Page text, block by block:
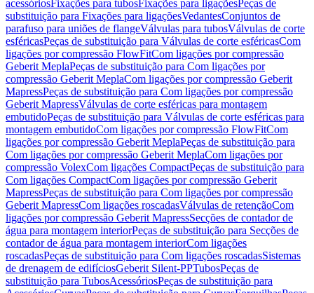
acessóriosFixações para tubosFixações para ligaçõesPeças de
substituição para Fixações para ligaçõesVedantesConjuntos de
parafuso para uniões de flangeVálvulas para tubosVálvulas de corte
esféricasPeças de substituição para Válvulas de corte esféricasCom
ligações por compressão FlowFitCom ligações por compressão
Geberit MeplaPeças de substituição para Com ligações por
compressão Geberit MeplaCom ligações por compressão Geberit
MapressPeças de substituição para Com ligações por compressão
Geberit MapressVálvulas de corte esféricas para montagem
embutidoPeças de substituição para Válvulas de corte esféricas para
montagem embutidoCom ligações por compressão FlowFitCom
ligações por compressão Geberit MeplaPeças de substituição para
Com ligações por compressão Geberit MeplaCom ligações por
compressão VolexCom ligações CompactPeças de substituição para
Com ligações CompactCom ligações por compressão Geberit
MapressPeças de substituição para Com ligações por compressão
Geberit MapressCom ligações roscadasVálvulas de retençãoCom
ligações por compressão Geberit MapressSecções de contador de
água para montagem interiorPeças de substituição para Secções de
contador de água para montagem interiorCom ligações
roscadasPeças de substituição para Com ligações roscadasSistemas
de drenagem de edifíciosGeberit Silent-PPTubosPeças de
substituição para TubosAcessóriosPeças de substituição para